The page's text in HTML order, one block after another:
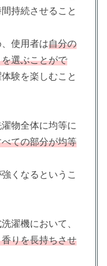
持続させること
使用者は自分の
選ぶことがで
験を楽しむこと
物全体に均等に
ての部分が均等
くなるというこ
濯機において、
りを長持ちさせ